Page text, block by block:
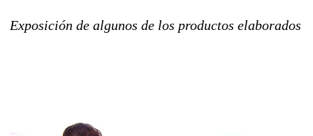
Exposición de algunos de los productos elaborados